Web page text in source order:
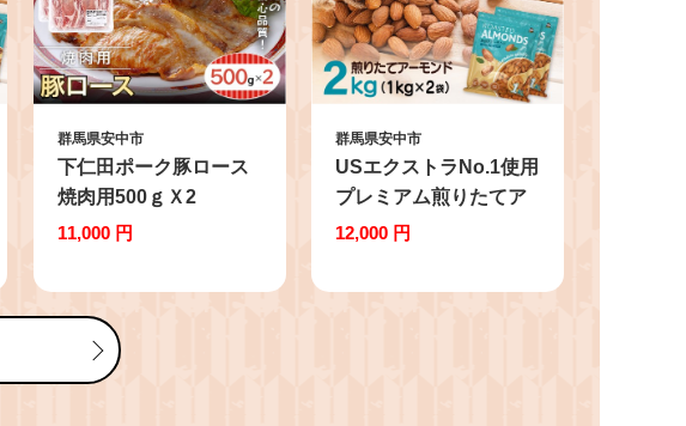
群馬県安中市
下仁田ポーク豚ロース
焼肉用500ｇＸ2
ANT003
11,000 円
群馬県安中市
USエクストラNo.1使用
プレミアム煎りたてア
ーモンド 2kg
12,000 円